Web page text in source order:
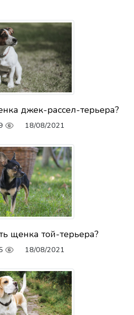
джек-рассел-терьера?
18/08/2021
щенка той-терьера?
18/08/2021